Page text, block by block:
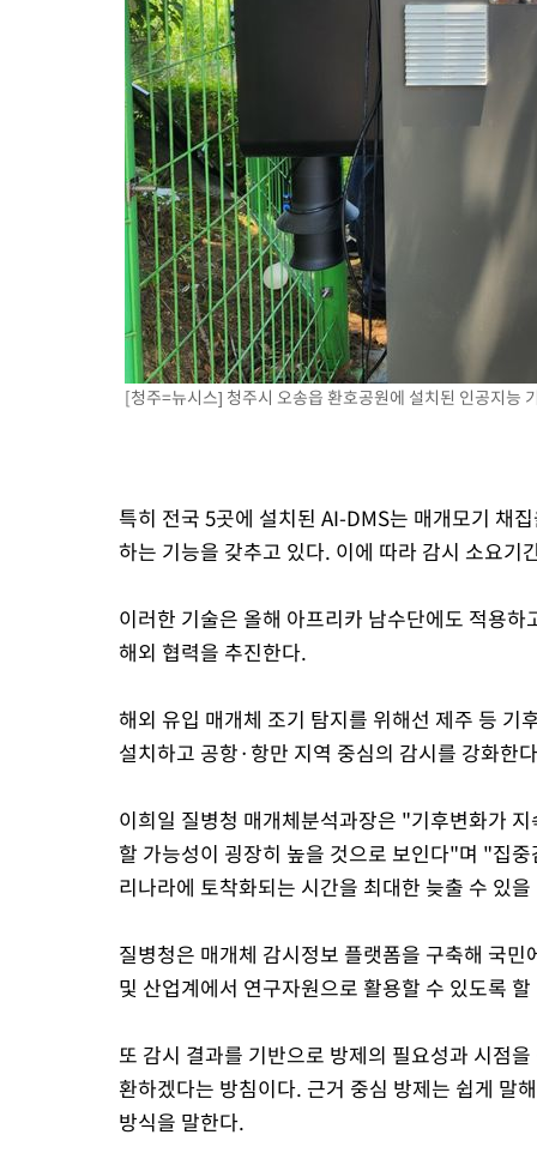
[청주=뉴시스] 청주시 오송읍 환호공원에 설치된 인공지
특히 전국 5곳에 설치된 AI-DMS는 매개모기 채
하는 기능을 갖추고 있다. 이에 따라 감시 소요
이러한 기술은 올해 아프리카 남수단에도 적용
해외 협력을 추진한다.
해외 유입 매개체 조기 탐지를 위해선 제주 등
설치하고 공항·항만 지역 중심의 감시를 강화한
이희일 질병청 매개체분석과장은 "기후변화가
할 가능성이 굉장히 높을 것으로 보인다"며 "집
리나라에 토착화되는 시간을 최대한 늦출 수 있
질병청은 매개체 감시정보 플랫폼을 구축해 국
및 산업계에서 연구자원으로 활용할 수 있도록
또 감시 결과를 기반으로 방제의 필요성과 시점
환하겠다는 방침이다. 근거 중심 방제는 쉽게 말
방식을 말한다.